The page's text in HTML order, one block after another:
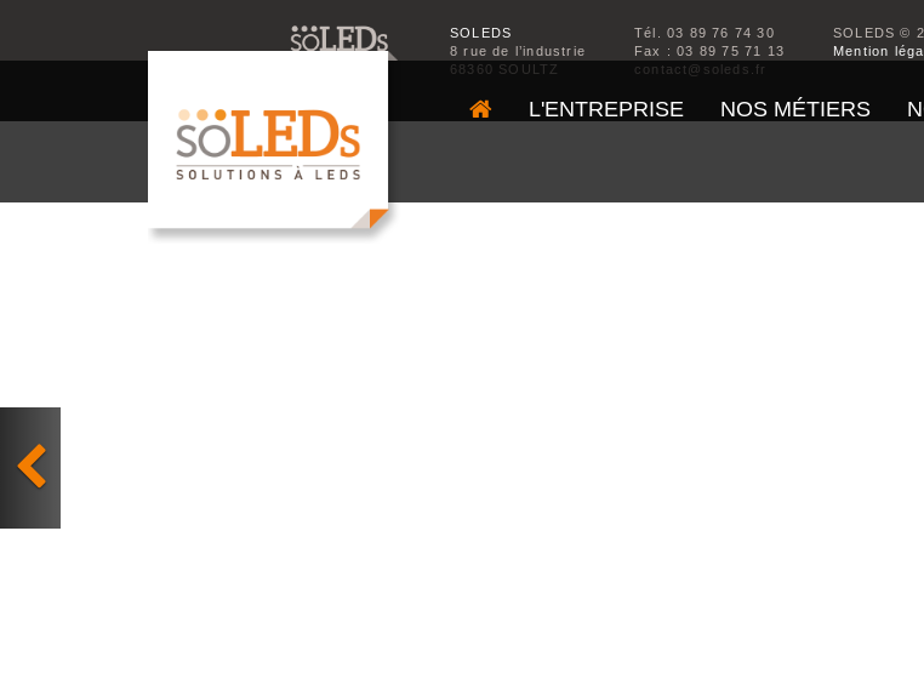
L'ENTREPRISE NOS MÉTIERS
SOLEDS
8 rue de l’industrie
68360 SOULTZ
Tél. 03 89 76 74 30
Fax : 03 89 75 71 13
contact@soleds.fr
SOLEDS ©
Mention